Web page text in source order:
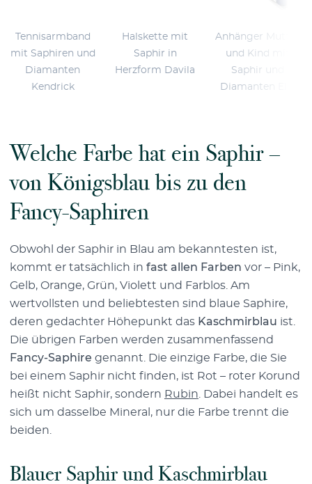
Tennisarmband
mit Saphiren und
Diamanten
Kendrick
Halskette mit
Saphir in
Herzform Davila
Anhänger Mutter
und Kind mit
Saphir und
Diamanten Ella
Welche Farbe hat ein Saphir –
von Königsblau bis zu den
Fancy-Saphiren
Obwohl der Saphir in Blau am bekanntesten ist,
kommt er tatsächlich in fast allen Farben vor – Pink,
Gelb, Orange, Grün, Violett und Farblos. Am
wertvollsten und beliebtesten sind blaue Saphire,
deren gedachter Höhepunkt das Kaschmirblau ist.
Die übrigen Farben werden zusammenfassend
Fancy-Saphire genannt. Die einzige Farbe, die Sie
bei einem Saphir nicht finden, ist Rot – roter Korund
heißt nicht Saphir, sondern Rubin . Dabei handelt es
sich um dasselbe Mineral, nur die Farbe trennt die
beiden.
Blauer Saphir und Kaschmirblau